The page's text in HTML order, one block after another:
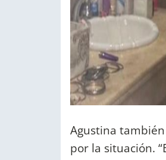
Agustina
por la situación.